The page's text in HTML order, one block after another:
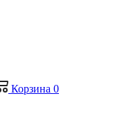
Корзина 0